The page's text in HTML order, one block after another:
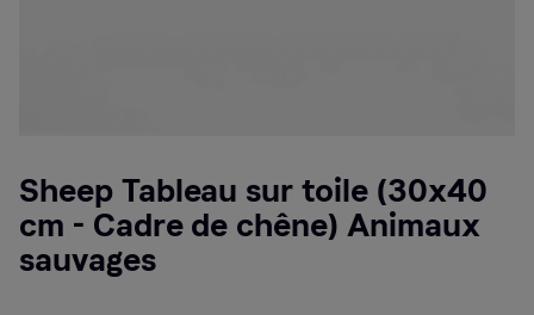
Sheep Tableau sur toile (30x40
cm - Cadre de chêne) Animaux
sauvages